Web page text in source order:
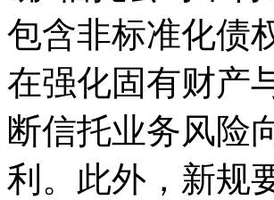
包含非标准化债
在强化固有财产
断信托业务风险
利。此外，新规